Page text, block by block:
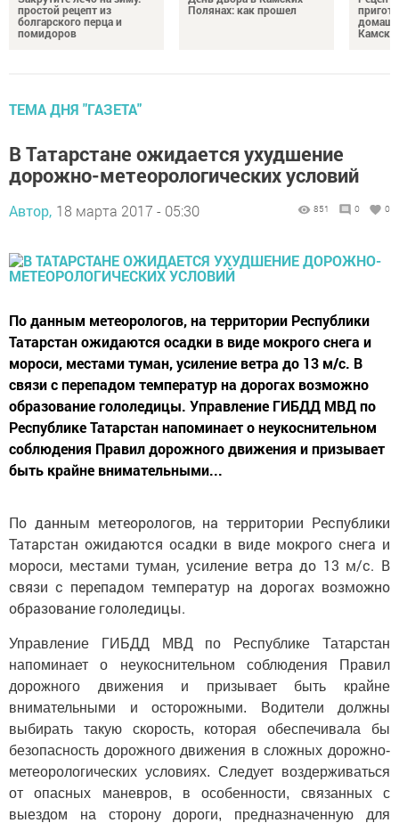
простой рецепт из
болгарского перца и
помидоров
Полянах: как прошел
ТЕМА ДНЯ "ГАЗЕТА"
В Татарстане ожидается ухудшение
дорожно-метеорологических условий
Автор, 18 марта 2017 - 05:30 851 0 0
По данным метеорологов, на территории Республики
Татарстан ожидаются осадки в виде мокрого снега и
мороси, местами туман, усиление ветра до 13 м/с. В
связи с перепадом температур на дорогах возможно
образование гололедицы. Управление ГИБДД МВД по
Республике Татарстан напоминает о неукоснительном
соблюдения Правил дорожного движения и призывает
быть крайне внимательными...
По данным метеорологов, на территории Республики
Татарстан ожидаются осадки в виде мокрого снега и
мороси, местами туман, усиление ветра до 13 м/с. В
связи с перепадом температур на дорогах возможно
образование гололедицы.
Управление ГИБДД МВД по Республике Татарстан
напоминает о неукоснительном соблюдения Правил
дорожного движения и призывает быть крайне
внимательными и осторожными. Водители должны
выбирать такую скорость, которая обеспечивала бы
безопасность дорожного движения в сложных дорожно-
метеорологических условиях. Следует воздерживаться
от опасных маневров, в особенности, связанных с
выездом на сторону дороги, предназначенную для